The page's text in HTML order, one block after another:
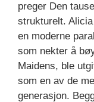
preger Den
strukturelt.
en moderne
som nekter å
Maidens, ble
som en av de
generasjon.